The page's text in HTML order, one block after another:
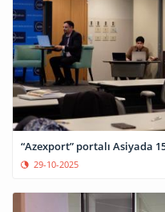
“Azexport” portalı Asiyada
29-10-2025